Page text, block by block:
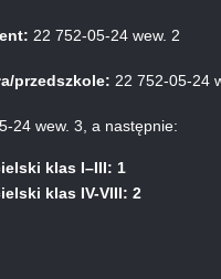
22 752-05-24 wew. 2
przedszkole: 22 752-05-24
24 wew. 3, a następnie:
klas I–III: 1
klas IV-VIII: 2